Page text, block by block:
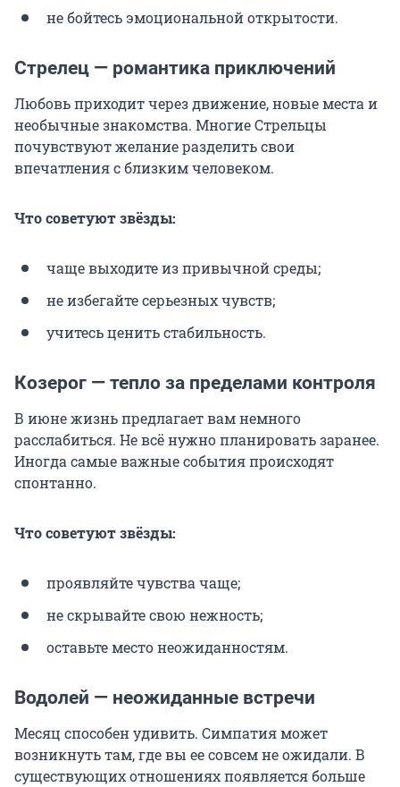
не бойтесь эмоциональной открытости.
Стрелец — романтика приключений
Любовь приходит через движение, новые места и
необычные знакомства. Многие Стрельцы
почувствуют желание разделить свои
впечатления с близким человеком.
Что советуют звёзды:
чаще выходите из привычной среды;
не избегайте серьезных чувств;
учитесь ценить стабильность.
Козерог — тепло за пределами контроля
В июне жизнь предлагает вам немного
расслабиться. Не всё нужно планировать заранее.
Иногда самые важные события происходят
спонтанно.
Что советуют звёзды:
проявляйте чувства чаще;
не скрывайте свою нежность;
оставьте место неожиданностям.
Водолей — неожиданные встречи
Месяц способен удивить. Симпатия может
возникнуть там, где вы ее совсем не ожидали. В
существующих отношениях появляется больше